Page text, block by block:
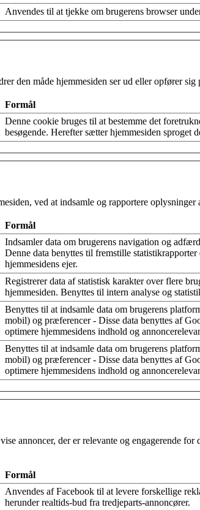
Anvendes til at tjekke om brugerens browser
den måde hjemmesiden ser ud eller opfører
Formål
Denne cookie bruges til at bestemme det
besøgende. Herefter sætter hjemmesiden sproget
ved at indsamle og rapportere oplysninger
Formål
Indsamler data om brugerens navigation og
Denne data benyttes til fremstille statistikrapporter
hjemmesidens ejer.
Registrerer data af statistisk karakter over flere
hjemmesiden. Benyttes til intern analyse og
Benyttes til at indsamle data om brugerens
mobil) og præferencer - Disse data benyttes af
optimere hjemmesidens indhold og
Benyttes til at indsamle data om brugerens
mobil) og præferencer - Disse data benyttes af
optimere hjemmesidens indhold og
annoncer, der er relevante og engagerende
Formål
Anvendes af Facebook til at levere forskellige
herunder realtids-bud fra tredjeparts-annoncører.